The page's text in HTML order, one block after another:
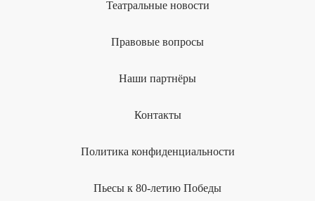
Театральные новости
Правовые вопросы
Наши партнёры
Контакты
Политика конфиденциальности
Пьесы к 80-летию Победы